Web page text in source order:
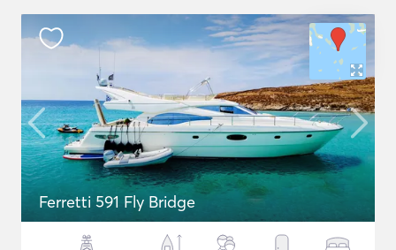
Ferretti 591 Fly Bridge